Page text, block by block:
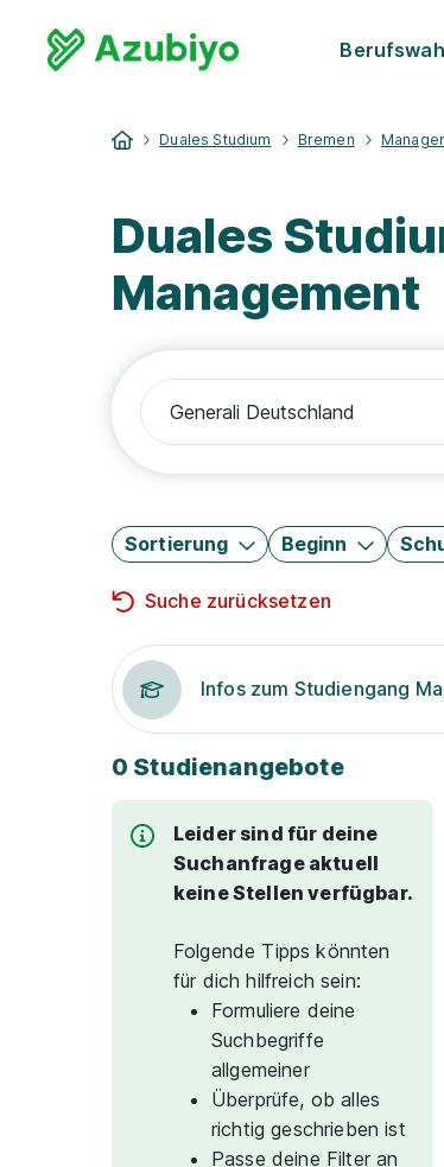
Duales Studium Bremen
Duales
Management
Sortierung Beginn
Suche zurücksetzen
Infos zum Studiengang
0 Studienangebote
Leider sind für deine
Suchanfrage aktuell
keine Stellen verfügbar.
Folgende Tipps könnten
für dich hilfreich sein:
Formuliere deine
Suchbegriffe
allgemeiner
Überprüfe, ob alles
richtig geschrieben ist
Passe deine Filter an